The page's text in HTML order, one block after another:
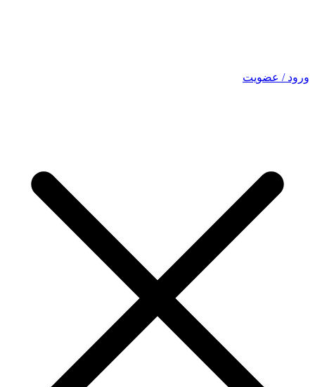
ورود / عضویت